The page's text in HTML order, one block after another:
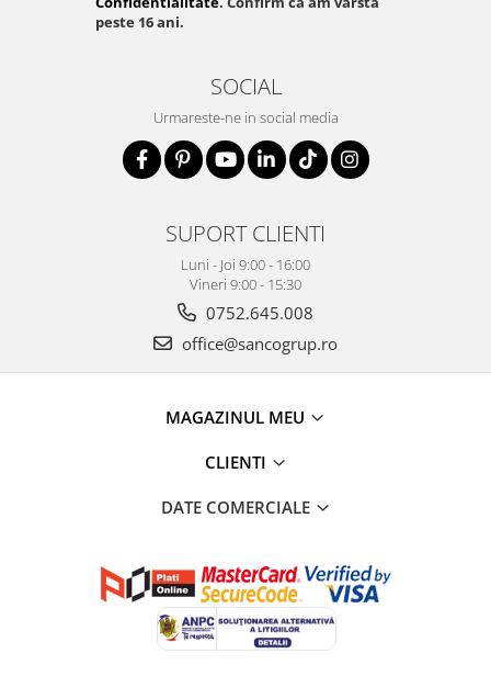
peste 16 ani.
SOCIAL
Urmareste-ne in social media
SUPORT CLIENTI
Luni - Joi 9:00 - 16:00
Vineri 9:00 - 15:30
0752.645.008
office@sancogrup.ro
MAGAZINUL MEU
CLIENTI
DATE COMERCIALE